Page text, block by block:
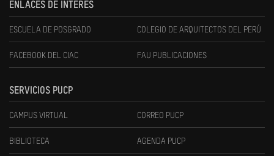
ENLACES DE INTERÉS
ESCUELA DE POSGRADO COLEGIO DE ARQUITECTOS DEL PERÚ
FACEBOOK DEL CIAC FAU PUBLICACIONES
SERVICIOS PUCP
CAMPUS VIRTUAL CORREO PUCP
BIBLIOTECA AGENDA PUCP